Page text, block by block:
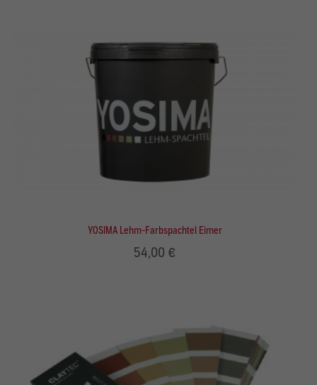
YOSIMA Lehm-Farbspachtel Eimer
54,00 €